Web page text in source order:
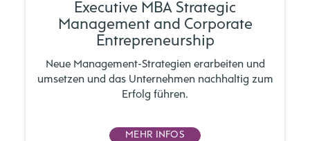
Executive MBA Strategic
Management and Corporate
Entrepreneurship
Neue Management-Strategien erarbeiten und
umsetzen und das Unternehmen nachhaltig zum
Erfolg führen.
MEHR INFOS